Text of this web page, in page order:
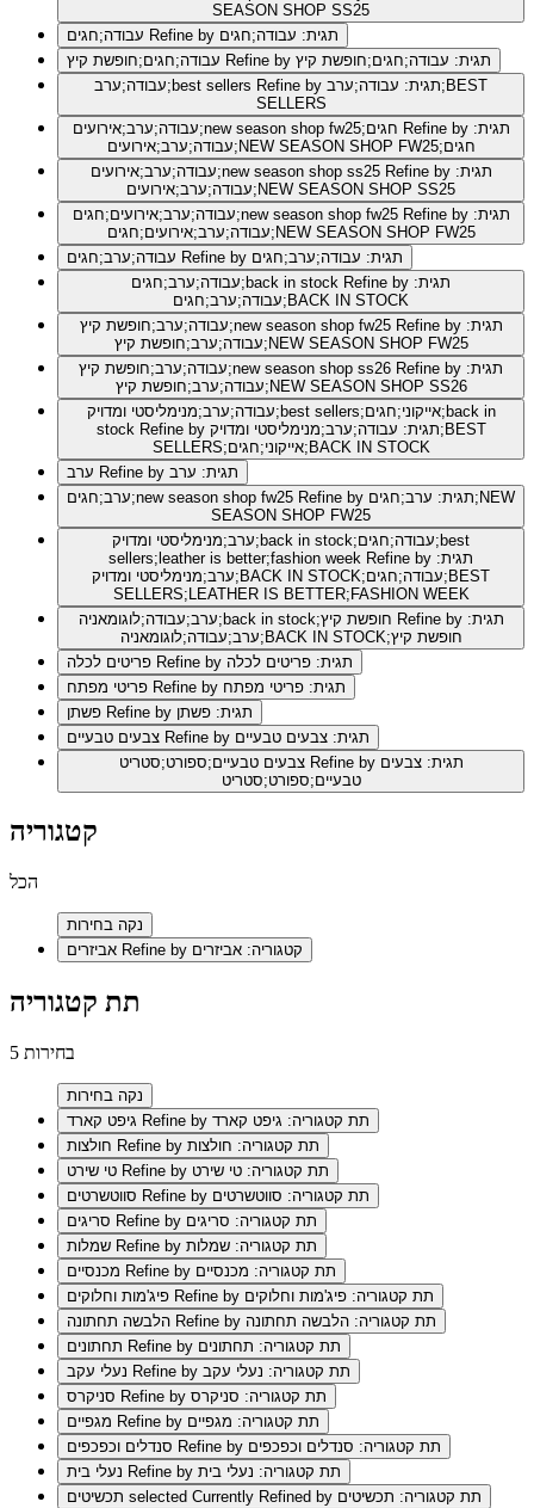
SEASON SHOP SS25
Refine by תגית: עבודה;חגים
Refine by תגית: עבודה;חגים;חופשת קיץ
עבודה;ערב;best sellers Refine by תגית: עבודה;ערב;BEST
SELLERS
Refine by תגית:
עבודה;ערב;אירועים;NEW SEASON SHOP FW25;חגים
עבודה;ערב;אירועים;new season shop ss25 Refine by תגית:
עבודה;ערב;אירועים;NEW SEASON SHOP SS25
עבודה;ערב;אירועים;חגים;new season shop fw25 Refine by תגית:
עבודה;ערב;אירועים;חגים;NEW SEASON SHOP FW25
Refine by תגית: עבודה;ערב;חגים
עבודה;ערב;חגים;back in stock Refine by תגית:
עבודה;ערב;חגים;BACK IN STOCK
עבודה;ערב;חופשת קיץ;new season shop fw25 Refine by תגית:
עבודה;ערב;חופשת קיץ;NEW SEASON SHOP FW25
עבודה;ערב;חופשת קיץ;new season shop ss26 Refine by תגית:
עבודה;ערב;חופשת קיץ;NEW SEASON SHOP SS26
עבודה;ערב;מנימליסטי ומדויק;best sellers;אייקוני;חגים;back in
stock Refine by תגית: עבודה;ערב;מנימליסטי ומדויק;BEST
SELLERS;אייקוני;חגים;BACK IN STOCK
Refine by תגית: ערב
ערב;חגים;new season shop fw25 Refine by תגית: ערב;חגים;NEW
SEASON SHOP FW25
ערב;מנימליסטי ומדויק;back in stock;עבודה;חגים;best
sellers;leather is better;fashion week Refine by תגית:
ערב;מנימליסטי ומדויק;BACK IN STOCK;עבודה;חגים;BEST
SELLERS;LEATHER IS BETTER;FASHION WEEK
Refine by תגית:
ערב;עבודה;לוגומאניה;BACK IN STOCK;חופשת קיץ
Refine by תגית: פריטים לכלה
Refine by תגית: פריטי מפתח
Refine by תגית: פשתן
Refine by תגית: צבעים טבעיים
צבעים טבעיים;ספורט;סטריט Refine by תגית: צבעים
טבעיים;ספורט;סטריט
קטגוריה
הכל
נקה בחירות
Refine by קטגוריה: אביזרים
תת קטגוריה
5 בחירות
נקה בחירות
Refine by תת קטגוריה: גיפט קארד
Refine by תת קטגוריה: חולצות
Refine by תת קטגוריה: טי שירט
Refine by תת קטגוריה: סווטשרטים
Refine by תת קטגוריה: סריגים
Refine by תת קטגוריה: שמלות
Refine by תת קטגוריה: מכנסיים
Refine by תת קטגוריה: פיג'מות וחלוקים
Refine by תת קטגוריה: הלבשה תחתונה
Refine by תת קטגוריה: תחתונים
Refine by תת קטגוריה: נעלי עקב
Refine by תת קטגוריה: סניקרס
Refine by תת קטגוריה: מגפיים
Refine by תת קטגוריה: סנדלים וכפכפים
Refine by תת קטגוריה: נעלי בית
selected Currently Refined by תת קטגוריה: תכשיטים